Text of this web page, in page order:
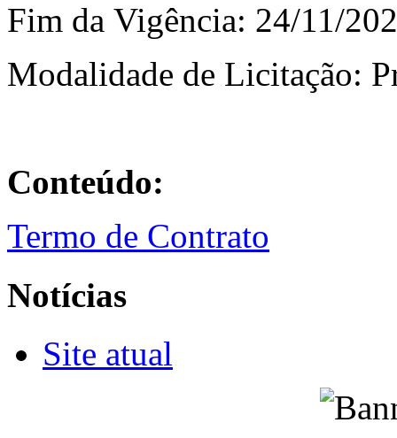
Fim da Vigência: 24/11/
Modalidade de Licitação:
Conteúdo:
Termo de Contrato
Notícias
Site atual